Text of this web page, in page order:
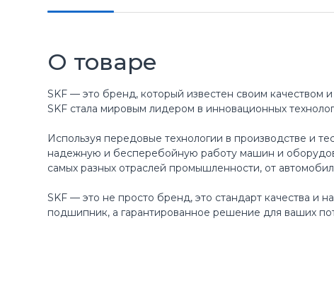
О товаре
SKF — это бренд, который известен своим качеством
SKF стала мировым лидером в инновационных
Используя передовые технологии в производстве и
надежную и бесперебойную работу машин и
самых разных отраслей промышленности, от
SKF — это не просто бренд, это стандарт качества и
подшипник, а гарантированное решение для ваших